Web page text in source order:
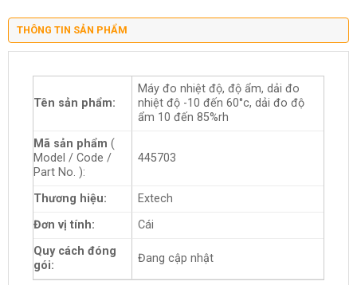
THÔNG TIN SẢN PHẨM
Tên sản phẩm:
Máy đo nhiệt độ, độ ẩm, dải đo
nhiệt độ -10 đến 60°c, dải đo độ
ẩm 10 đến 85%rh
Mã sản phẩm (
Model / Code /
Part No. ):
445703
Thương hiệu:
Extech
Đơn vị tính:
Cái
Quy cách đóng
gói:
Đang cập nhật